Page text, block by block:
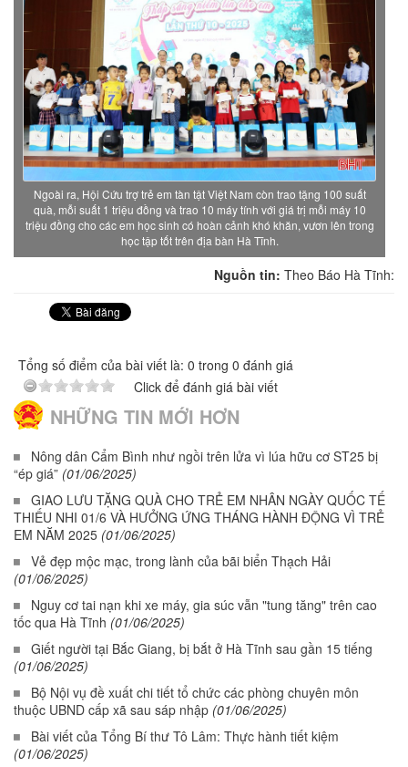
Ngoài ra, Hội Cứu trợ trẻ em tàn tật Việt Nam còn trao tặng 100 suất
quà, mỗi suất 1 triệu đồng và trao 10 máy tính với giá trị mỗi máy 10
triệu đồng cho các em học sinh có hoàn cảnh khó khăn, vươn lên trong
học tập tốt trên địa bàn Hà Tĩnh.
Nguồn tin: Theo Báo Hà Tĩnh:
Tổng số điểm của bài viết là: 0 trong 0 đánh giá
Click để đánh giá bài viết
NHỮNG TIN MỚI HƠN
Nông dân Cẩm Bình như ngồi trên lửa vì lúa hữu cơ ST25 bị
“ép giá” (01/06/2025)
GIAO LƯU TẶNG QUÀ CHO TRẺ EM NHÂN NGÀY QUỐC TẾ
THIẾU NHI 01/6 VÀ HƯỞNG ỨNG THÁNG HÀNH ĐỘNG VÌ TRẺ
EM NĂM 2025 (01/06/2025)
Vẻ đẹp mộc mạc, trong lành của bãi biển Thạch Hải
(01/06/2025)
Nguy cơ tai nạn khi xe máy, gia súc vẫn "tung tăng" trên cao
tốc qua Hà Tĩnh (01/06/2025)
Giết người tại Bắc Giang, bị bắt ở Hà Tĩnh sau gần 15 tiếng
(01/06/2025)
Bộ Nội vụ đề xuất chi tiết tổ chức các phòng chuyên môn
thuộc UBND cấp xã sau sáp nhập (01/06/2025)
Bài viết của Tổng Bí thư Tô Lâm: Thực hành tiết kiệm
(01/06/2025)